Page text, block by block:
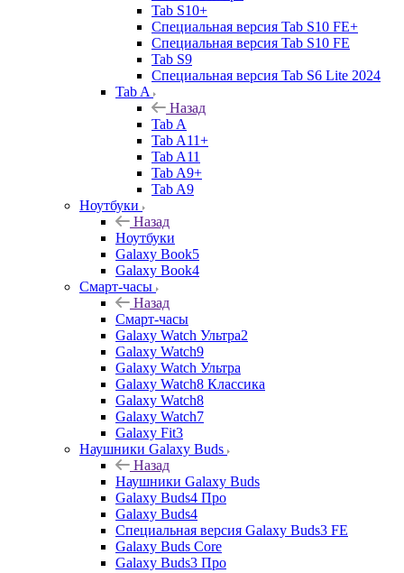
Tab S10+
Специальная версия Tab S10 FE+
Специальная версия Tab S10 FE
Tab S9
Специальная версия Tab S6 Lite 2024
Tab A
Назад
Tab A
Tab A11+
Tab A11
Tab A9+
Tab A9
Ноутбуки
Назад
Ноутбуки
Galaxy Book5
Galaxy Book4
Смарт-часы
Назад
Смарт-часы
Galaxy Watch Ультра2
Galaxy Watch9
Galaxy Watch Ультра
Galaxy Watch8 Классика
Galaxy Watch8
Galaxy Watch7
Galaxy Fit3
Наушники Galaxy Buds
Назад
Наушники Galaxy Buds
Galaxy Buds4 Про
Galaxy Buds4
Специальная версия Galaxy Buds3 FE
Galaxy Buds Core
Galaxy Buds3 Про